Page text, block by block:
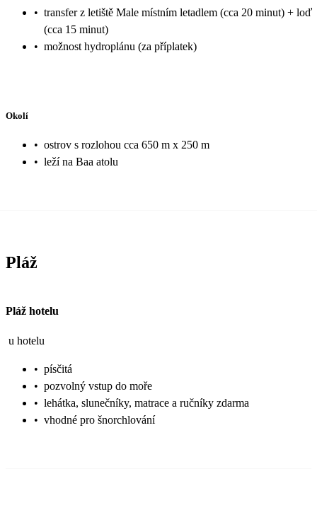
• transfer z letiště Male místním letadlem (cca 20 minut) + loď
(cca 15 minut)
• možnost hydroplánu (za příplatek)
Okolí
• ostrov s rozlohou cca 650 m x 250 m
• leží na Baa atolu
Pláž
Pláž hotelu
u hotelu
• písčitá
• pozvolný vstup do moře
• lehátka, slunečníky, matrace a ručníky zdarma
• vhodné pro šnorchlování